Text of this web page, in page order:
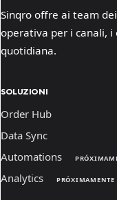
Sinqro offre ai team
operativa per i canali, i
quotidiana.
SOLUZIONI
Order Hub
Data Sync
Automations
Analytics PRÓXIMAMENTE